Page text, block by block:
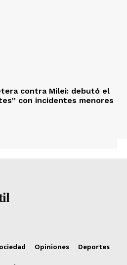
contra Milei: debutó el
con incidentes menores
Opiniones Deportes